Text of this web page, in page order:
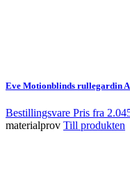
Eve Motionblinds rullegardin
Bestillingsvare Pris fra
materialprov Till produkten